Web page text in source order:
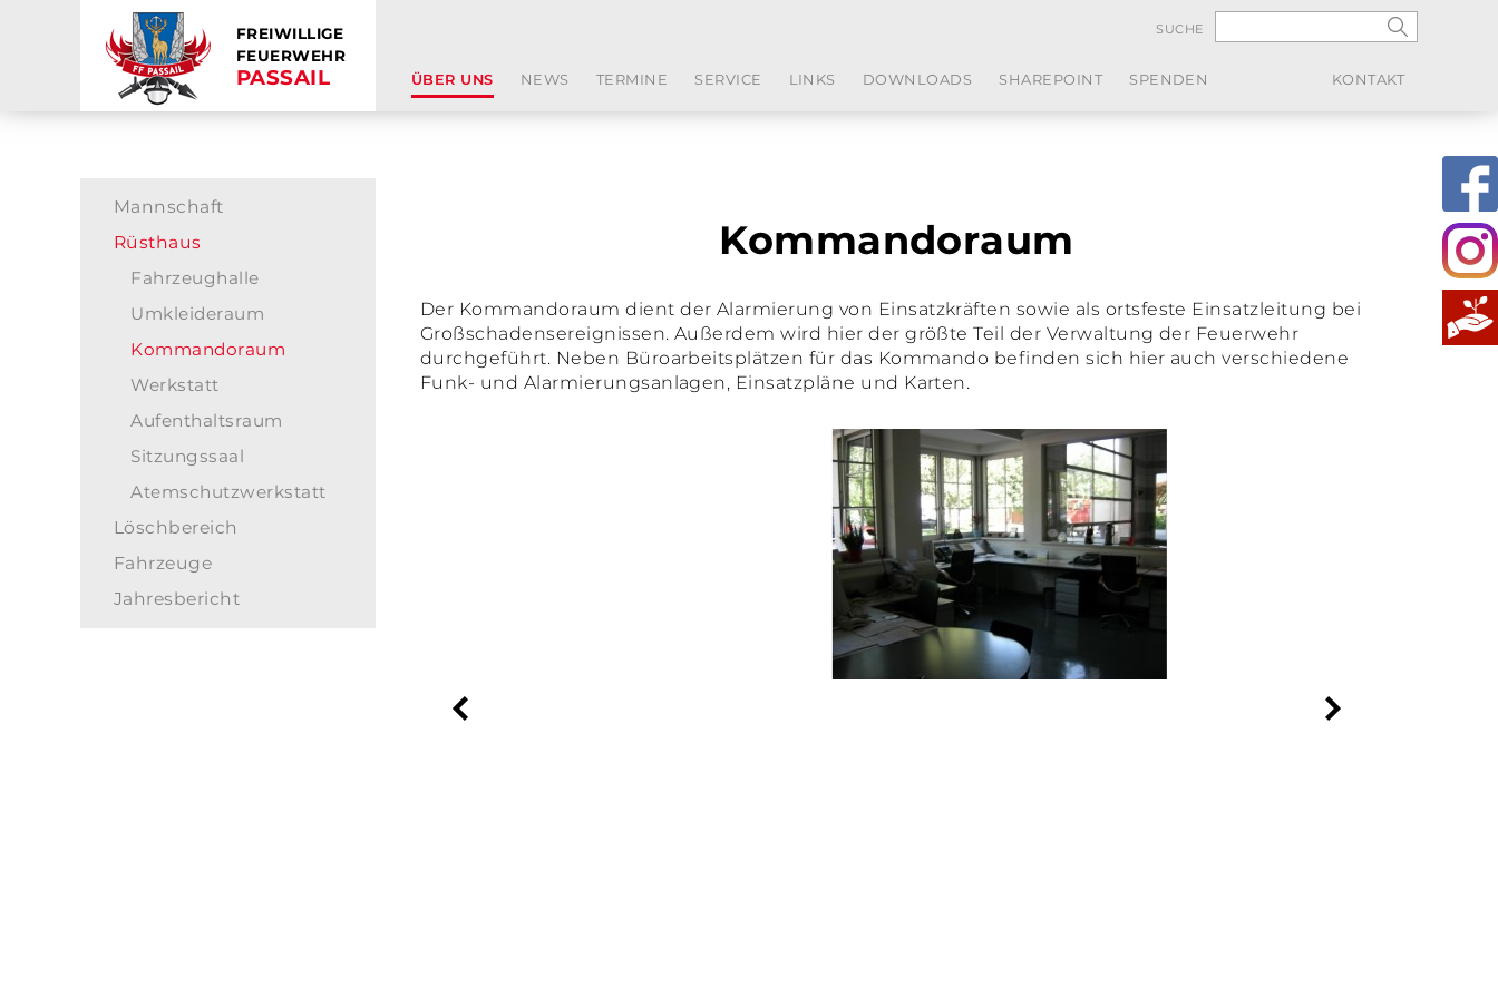
FREIWILLIGE
FEUERWEHR
PASSAIL ÜBER UNS NEWS TERMINE SERVICE LINKS DOWNLOADS SHAREPOINT SPENDEN KONTAKT
SUCHE
Mannschaft
Rüsthaus
Fahrzeughalle
Umkleideraum
Kommandoraum
Werkstatt
Aufenthaltsraum
Sitzungssaal
Atemschutzwerkstatt
Löschbereich
Fahrzeuge
Jahresbericht
Kommandoraum
Der Kommandoraum dient der Alarmierung von Einsatzkräften sowie als ortsfeste Einsatzleitung bei
Großschadensereignissen. Außerdem wird hier der größte Teil der Verwaltung der Feuerwehr
durchgeführt. Neben Büroarbeitsplätzen für das Kommando befinden sich hier auch verschiedene
Funk- und Alarmierungsanlagen, Einsatzpläne und Karten.